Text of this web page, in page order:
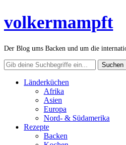
volkermampft
Der Blog ums Backen und um die
Länderküchen
Afrika
Asien
Europa
Nord- & Südamerika
Rezepte
Backen